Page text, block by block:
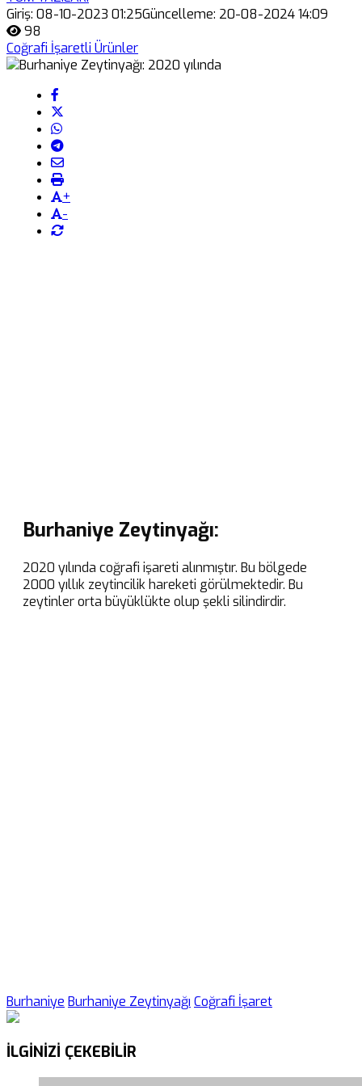
Giriş: 08-10-2023 01:25Güncelleme: 20-08-2024 14:09
98
Coğrafi İşaretli Ürünler
+
-
Burhaniye Zeytinyağı:
2020 yılında coğrafi işareti alınmıştır. Bu bölgede
2000 yıllık zeytincilik hareketi görülmektedir. Bu
zeytinler orta büyüklükte olup şekli silindirdir.
Burhaniye Burhaniye Zeytinyağı Coğrafi İşaret
İLGİNİZİ ÇEKEBİLİR